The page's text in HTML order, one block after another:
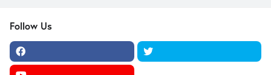
Follow Us